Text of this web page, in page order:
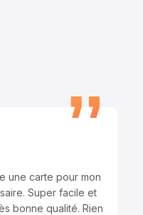
une carte pour mon
Super facile et
bonne qualité. Rien